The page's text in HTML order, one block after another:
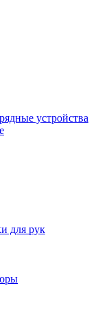
устройства
для рук